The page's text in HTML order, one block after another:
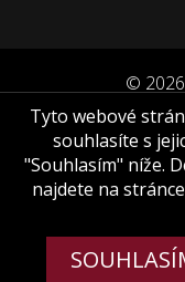
©
Tyto webové
souhlasíte s
"Souhlasím" níže.
najdete na stránce